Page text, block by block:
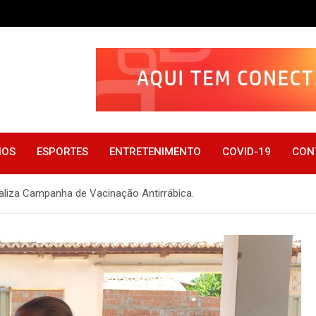
ESPORTES ENTRETENIMENTO COVID-19
Campanha de Vacinação Antirrábica.